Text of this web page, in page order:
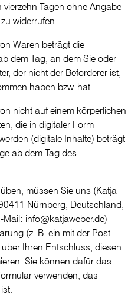
Tagen ohne Angabe
widerrufen.
Waren beträgt die
dem Tag, an dem Sie oder
der nicht der Beförderer ist,
haben bzw. hat.
nicht auf einem körperlichen
die in digitaler Form
(digitale Inhalte) beträgt
ab dem Tag des
müssen Sie uns (Katja
Nürnberg, Deutschland,
info@katjaweber.de)
(z. B. ein mit der Post
Ihren Entschluss, diesen
Sie können dafür das
verwenden, das